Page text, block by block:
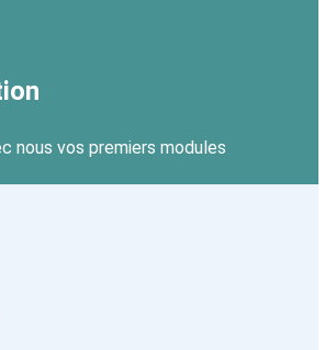
nous vos premiers modules